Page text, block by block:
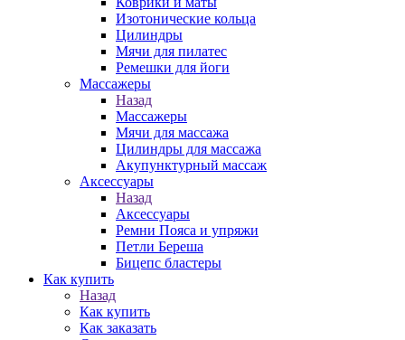
Изотонические кольца
Цилиндры
Мячи для пилатес
Ремешки для йоги
Массажеры
Назад
Массажеры
Мячи для массажа
Цилиндры для массажа
Акупунктурный массаж
Аксессуары
Назад
Аксессуары
Ремни Пояса и упряжи
Петли Береша
Бицепс бластеры
Как купить
Назад
Как купить
Как заказать